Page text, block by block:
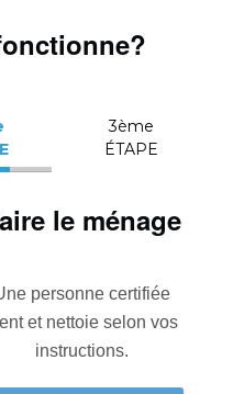
3ème
ÉTAPE
le ménage
personne certifiée
et nettoie selon vos
instructions.